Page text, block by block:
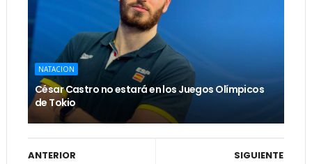
NATACION
César Castro no estará en los Juegos Olímpicos
de Tokio
SIGUIENTE
ANTERIOR